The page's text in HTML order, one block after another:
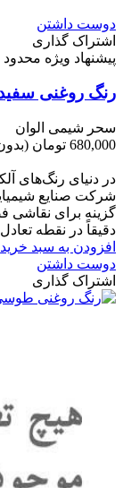
دوست داشتن
اشتراک گذاری
پیشنهاد ویژه محدود
رنگ روغنی
سحر شیمی الوان
680,000 تومان
در دنیای رنگ‌های
شرکت صنایع
گزینه برای
دقیقاً در نقطه
افزودن به سبد خرید
دوست داشتن
اشتراک گذاری